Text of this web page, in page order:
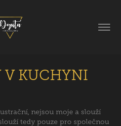
V KUCHYNI
nejsou moje a slouží
tedy pouze pro společnou